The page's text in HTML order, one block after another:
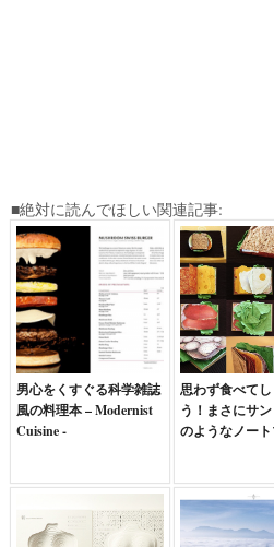
■絶対に読んでほしい関連記事:
男心をくすぐる科学雑誌
風の料理本 – Modernist
Cuisine -
思わず食べて
う！まさにサ
のようなノー